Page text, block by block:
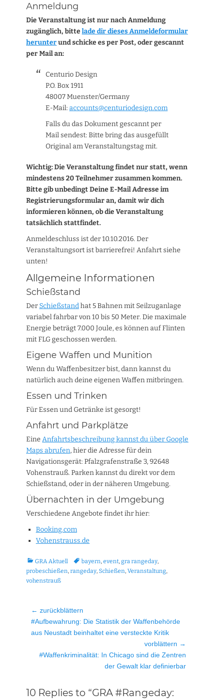
Anmeldung
Die Veranstaltung ist nur nach Anmeldung
zugänglich, bittelade dir dieses Anmeldeformular
herunterund schicke es per Post, oder gescannt
per Mail an:
Centurio Design
P.O. Box 1911
48007 Muenster/Germany
E-Mail: accounts@centuriodesign.com
Falls du das Dokument gescannt per
Mail sendest: Bitte bring das ausgefüllt
Original am Veranstaltungstag mit.
Wichtig: Die Veranstaltung findet nur statt, wenn
mindestens 20 Teilnehmer zusammen kommen.
Bitte gib unbedingt Deine E-Mail Adresse im
Registrierungsformular an, damit wir dich
informieren können, ob die Veranstaltung
tatsächlich stattfindet.
Anmeldeschluss ist der 10.10.2016. Der
Veranstaltungsort ist barrierefrei! Anfahrt siehe
unten!
Allgemeine Informationen
Schießstand
Der Schießstandhat 5 Bahnen mit Seilzuganlage
variabel fahrbar von 10 bis 50 Meter. Die maximale
Energie beträgt 7.000 Joule, es können auf Flinten
mit FLG geschossen werden.
Eigene Waffen und Munition
Wenn du Waffenbesitzer bist, dann kannst du
natürlich auch deine eigenen Waffen mitbringen.
Essen und Trinken
Für Essen und Getränke ist gesorgt!
Anfahrt und Parkplätze
Eine Anfahrtsbeschreibung kannst du über Google
Maps abrufen, hier die Adresse für dein
Navigationsgerät: Pfalzgrafenstraße 3, 92648
Vohenstrauß. Parken kannst du direkt vor dem
Schießstand, oder in der näheren Umgebung.
Übernachten in der Umgebung
Verschiedene Angebote findet ihr hier:
Booking.com
Vohenstrauss.de
Kategorien
GRA Aktuell Tagsbayern, event, gra rangeday,
probeschießen, rangeday, Schießen, Veranstaltung,
vohenstrauß
Beitragsnavigation
← zurückblättern
Vorheriger
Beitrag:
#Aufbewahrung: Die Statistik der Waffenbehörde
aus Neustadt beinhaltet eine versteckte Kritik
vorblättern →
Nächster
#Waffenkriminalität: In Chicago sind die Zentren
der Gewalt klar definierbar
10 Replies to “GRA #Rangeday: